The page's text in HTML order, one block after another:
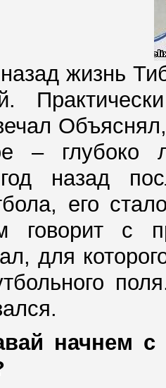
жизнь
– глубоко
год назад
его
говорит
для
начнем